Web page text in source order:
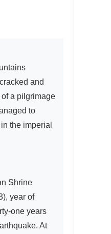
and
a pilgrimage
to
the imperial
Shrine
year of
one years
At